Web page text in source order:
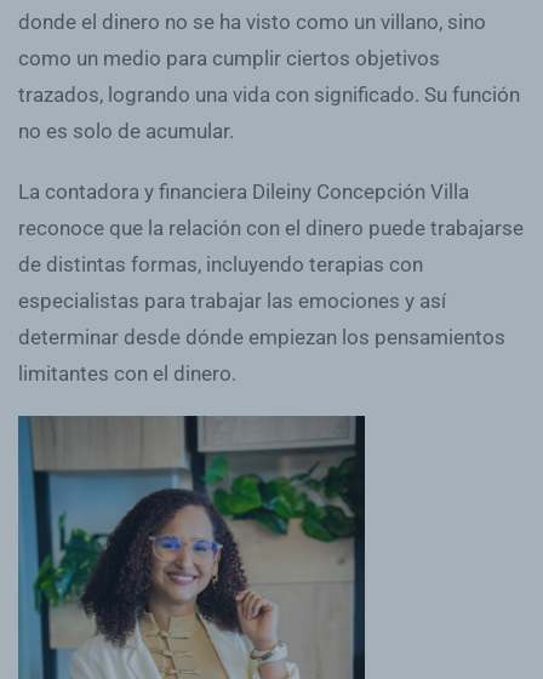
donde el dinero no se ha visto como un villano, sino
como un medio para cumplir ciertos objetivos
trazados, logrando una vida con significado. Su función
no es solo de acumular.
La contadora y financiera Dileiny Concepción Villa
reconoce que la relación con el dinero puede trabajarse
de distintas formas, incluyendo terapias con
especialistas para trabajar las emociones y así
determinar desde dónde empiezan los pensamientos
limitantes con el dinero.